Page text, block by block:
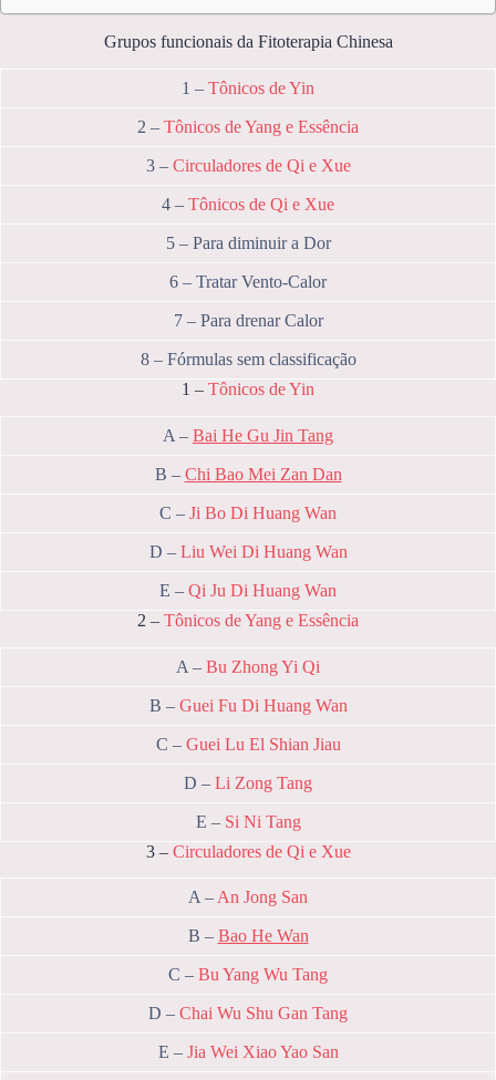
Grupos funcionais da Fitoterapia Chinesa
1 – Tônicos de Yin
2 – Tônicos de Yang e Essência
3 – Circuladores de Qi e Xue
4 – Tônicos de Qi e Xue
5 – Para diminuir a Dor
6 – Tratar Vento-Calor
7 – Para drenar Calor
8 – Fórmulas sem classificação
1 – Tônicos de Yin
A – Bai He Gu Jin Tang
B – Chi Bao Mei Zan Dan
C – Ji Bo Di Huang Wan
D – Liu Wei Di Huang Wan
E – Qi Ju Di Huang Wan
2 – Tônicos de Yang e Essência
A – Bu Zhong Yi Qi
B – Guei Fu Di Huang Wan
C – Guei Lu El Shian Jiau
D – Li Zong Tang
E – Si Ni Tang
3 – Circuladores de Qi e Xue
A –An Jong San
B – Bao He Wan
C – Bu Yang Wu Tang
D – Chai Wu Shu Gan Tang
E – Jia Wei Xiao Yao San